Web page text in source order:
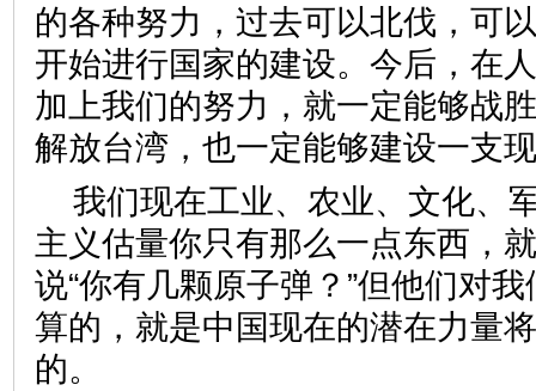
的各种努力，过去可以北伐，可
开始进行国家的建设。今后，在
加上我们的努力，就一定能够战
解放台湾，也一定能够建设一支
我们现在工业、农业、文化、
主义估量你只有那么一点东西，
说“你有几颗原子弹？”但他们对
算的，就是中国现在的潜在力量
的。